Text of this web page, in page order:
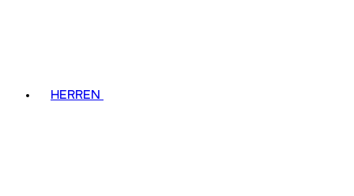
HERREN